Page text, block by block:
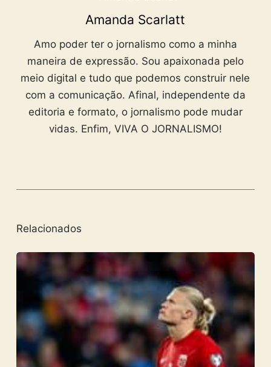
Amanda Scarlatt
Amo poder ter o jornalismo como a minha
maneira de expressão. Sou apaixonada pelo
meio digital e tudo que podemos construir nele
com a comunicação. Afinal, independente da
editoria e formato, o jornalismo pode mudar
vidas. Enfim, VIVA O JORNALISMO!
Relacionados